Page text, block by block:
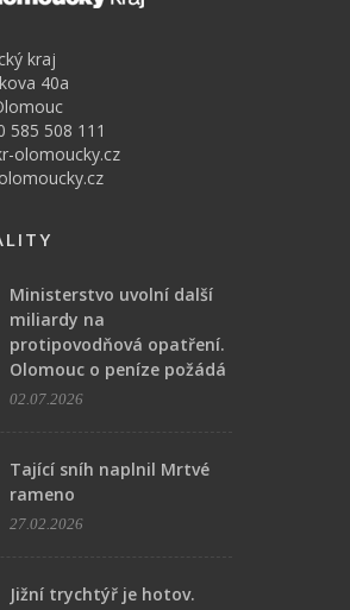
kraj
40a
585 508 111
olomoucky.cz
Ministerstvo uvolní další
miliardy na
protipovodňová opatření.
Olomouc o peníze požádá
02.07.2026
Tající sníh naplnil Mrtvé
rameno
27.02.2026
Jižní trychtýř je hotov.